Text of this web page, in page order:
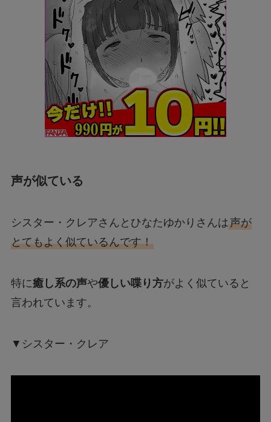
声が似ている
シスター・クレアさんとひなたゆかりさんは声が
とてもよく似ているんです！
特に癒し系の声や優しい喋り方がよく似ていると
言われています。
▼シスター・クレア